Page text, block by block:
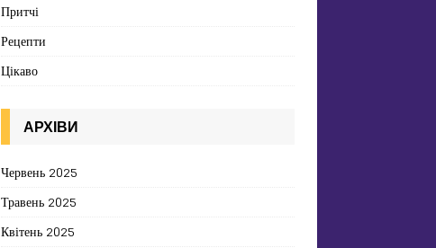
Притчі
Рецепти
Цікаво
АРХІВИ
Червень 2025
Травень 2025
Квітень 2025